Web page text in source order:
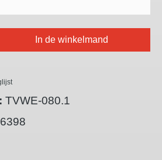
Voer de gewenste
In de winkelmand
TVWE-080.1